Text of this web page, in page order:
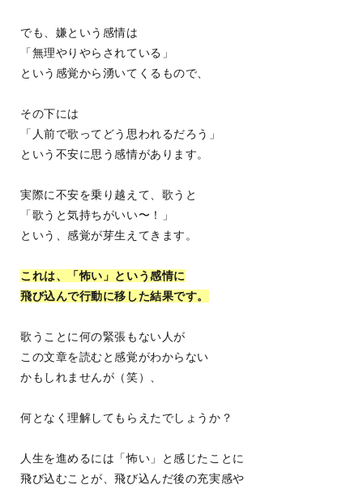
でも、嫌という感情は
「無理やりやらされている」
という感覚から湧いてくるもので、
その下には
「人前で歌ってどう思われるだろう」
という不安に思う感情があります。
実際に不安を乗り越えて、歌うと
「歌うと気持ちがいい〜！」
という、感覚が芽生えてきます。
これは、「怖い」という感情に
飛び込んで行動に移した結果です。
歌うことに何の緊張もない人が
この文章を読むと感覚がわからない
かもしれませんが（笑）、
何となく理解してもらえたでしょうか？
人生を進めるには「怖い」と感じたことに
飛び込むことが、飛び込んだ後の充実感や